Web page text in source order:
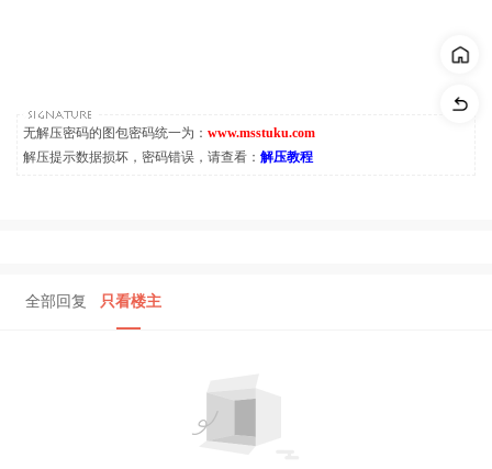
无解压密码的图包密码统一为： www.msstuku.com
解压提示数据损坏，密码错误，请查看： 解压教程
全部回复 只看楼主